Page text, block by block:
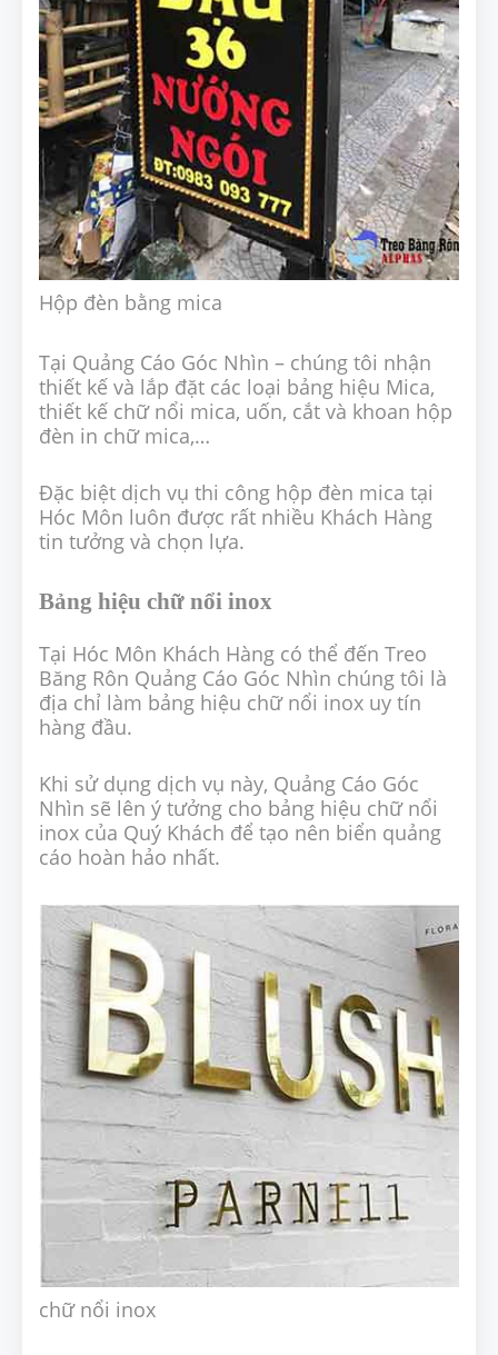
Hộp đèn bằng mica
Tại Quảng Cáo Góc Nhìn – chúng tôi nhận
thiết kế và lắp đặt các loại bảng hiệu Mica,
thiết kế chữ nổi mica, uốn, cắt và khoan hộp
đèn in chữ mica,…
Đặc biệt dịch vụ thi công hộp đèn mica tại
Hóc Môn luôn được rất nhiều Khách Hàng
tin tưởng và chọn lựa.
Bảng hiệu chữ nổi inox
Tại Hóc Môn Khách Hàng có thể đến Treo
Băng Rôn Quảng Cáo Góc Nhìn chúng tôi là
địa chỉ làm bảng hiệu chữ nổi inox uy tín
hàng đầu.
Khi sử dụng dịch vụ này, Quảng Cáo Góc
Nhìn sẽ lên ý tưởng cho bảng hiệu chữ nổi
inox của Quý Khách để tạo nên biển quảng
cáo hoàn hảo nhất.
chữ nổi inox